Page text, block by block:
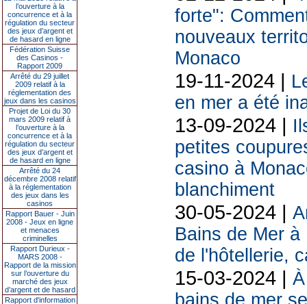
l’ouverture à la
concurrence et à la
régulation du secteur
des jeux d’argent et
de hasard en ligne
Fédération Suisse
des Casinos -
Rapport 2009
Arrêté du 29 juillet
2009 relatif à la
réglementation des
jeux dans les casinos
Projet de Loi du 30
mars 2009 relatif à
l’ouverture à la
concurrence et à la
régulation du secteur
des jeux d’argent et
de hasard en ligne
Arrêté du 24
décembre 2008 relatif
à la réglementation
des jeux dans les
casinos
Rapport Bauer - Juin
2008 - Jeux en ligne
et menaces
criminelles
Rapport Durieux -
MARS 2008 -
Rapport de la mission
sur l’ouverture du
marché des jeux
d’argent et de hasard
Rapport d'information
forte":
nouveaux
Monaco
19-11-2024 |
en mer a été
13-09-2024 |
petites
casino à
blanchiment
30-05-2024 |
Bains de Mer
de l'hôtellerie,
15-03-2024 |
bains de mer